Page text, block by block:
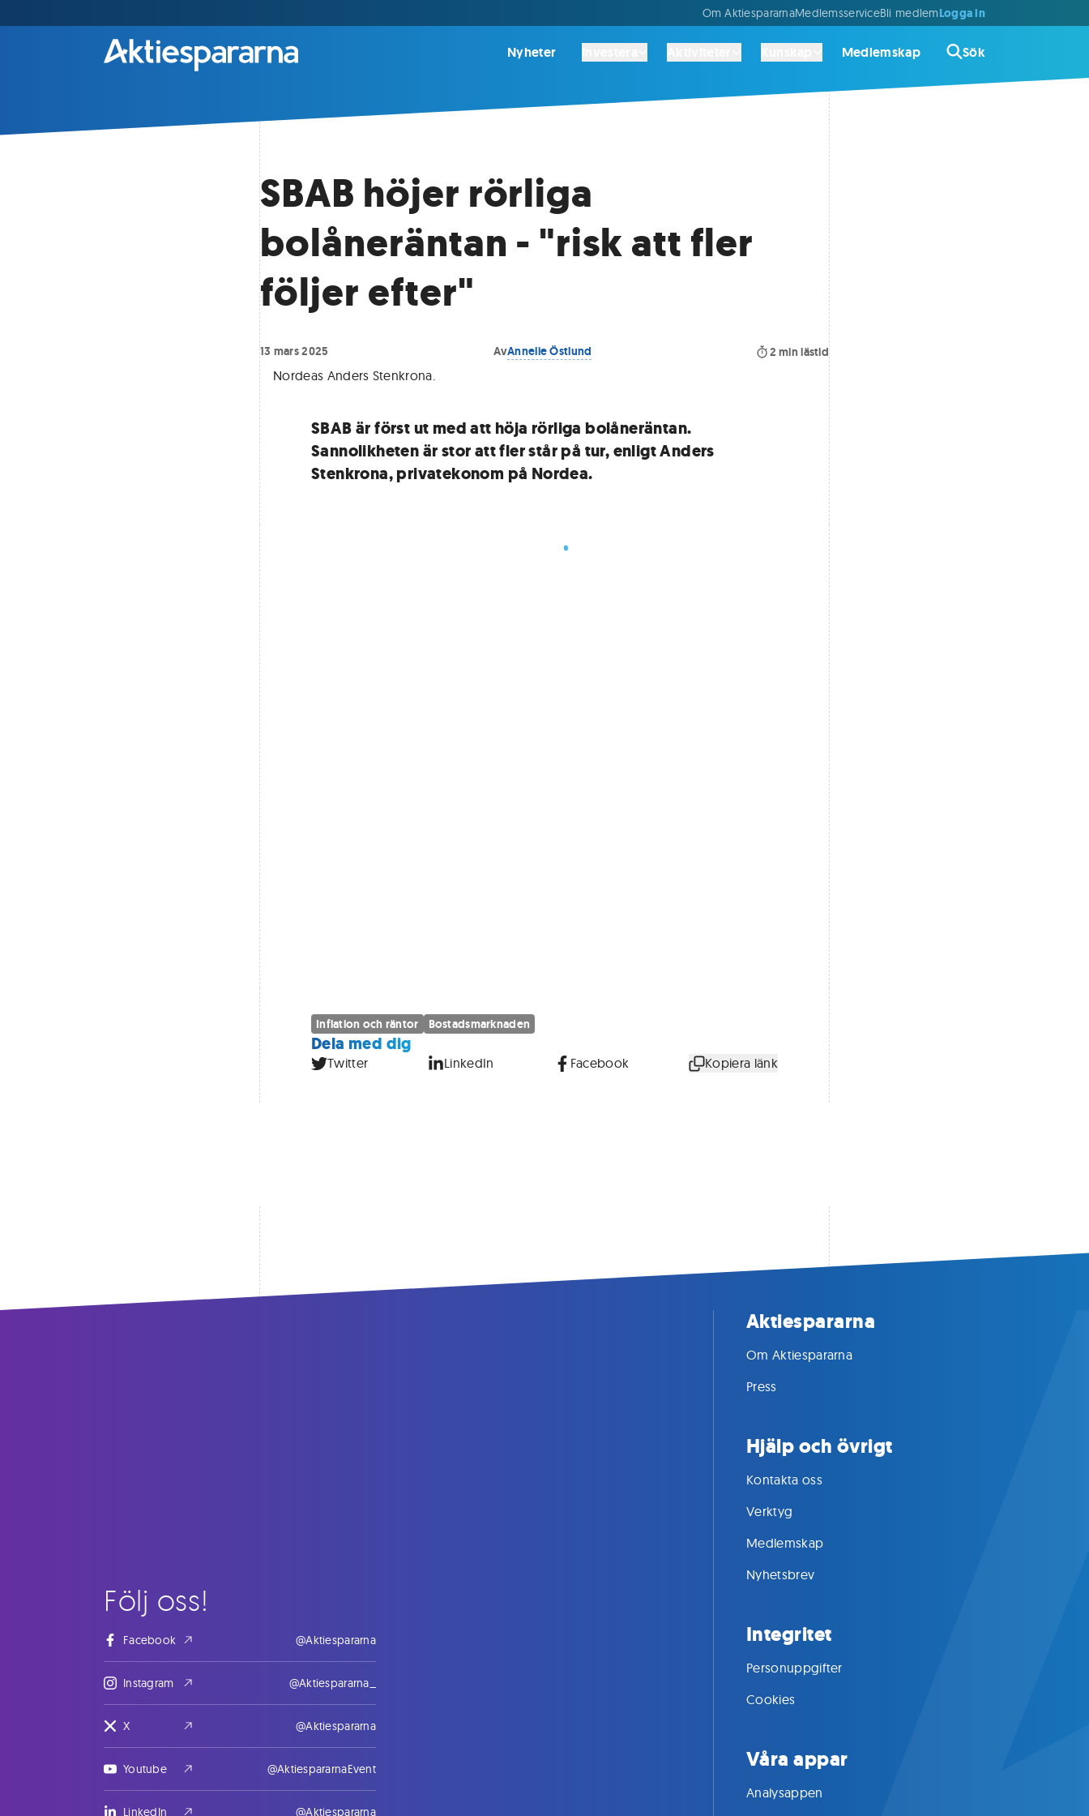
Om AktiespararnaMedlemsserviceBli medlemLogga in
Nyheter Medlemskap Sök
SBAB höjer rörliga
bolåneräntan - "risk att fler
följer efter"
13 mars 2025 AvAnnelie Östlund 2 min lästid
Nordeas Anders Stenkrona.
SBAB är först ut med att höja rörliga bolåneräntan.
Sannolikheten är stor att fler står på tur, enligt Anders
Stenkrona, privatekonom på Nordea.
Inflation och räntor Bostadsmarknaden
Dela med dig
Twitter LinkedIn Facebook Kopiera länk
Följ oss!
Facebook @Aktiespararna
Instagram @Aktiespararna_
X @Aktiespararna
Youtube @AktiespararnaEvent
LinkedIn @Aktiespararna
Aktiespararna
Om Aktiespararna
Press
Hjälp och övrigt
Kontakta oss
Verktyg
Medlemskap
Nyhetsbrev
Integritet
Personuppgifter
Cookies
Våra appar
Analysappen